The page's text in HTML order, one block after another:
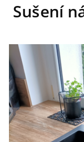
Sušení